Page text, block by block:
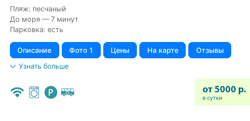
Пляж: песчаный
До моря — 7 минут
Парковка: есть
Описание Фото 1 Цены На карте
Отзывы
Узнать больше
от 5000 р.
в сутки